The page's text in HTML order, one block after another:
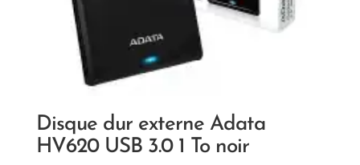
Disque dur externe Adata
HV620 USB 3.0 1 To noir